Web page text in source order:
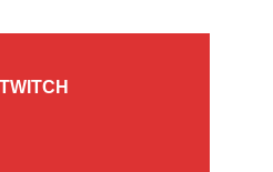
TWITCH